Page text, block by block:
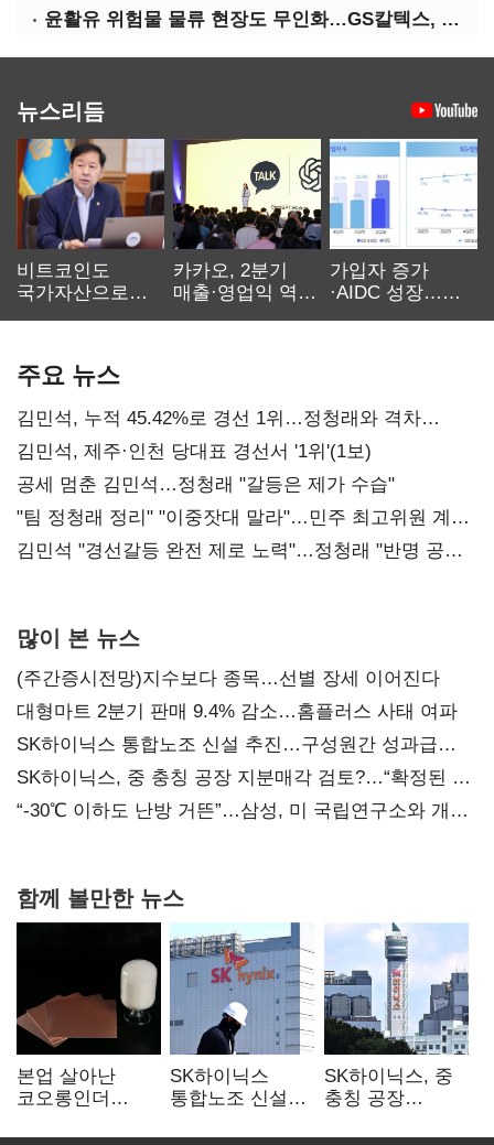
윤활유 위험물 물류 현장도 무인화…GS칼텍스, 디지털 전환 가속
뉴스리듬
비트코인도
국가자산으로…'
카카오, 2분기
매출·영업익 역대
가입자 증가
·AIDC 성장…
주요 뉴스
김민석, 누적 45.42%로 경선 1위…정청래와 격차
0.86%p(2보)
김민석, 제주·인천 당대표 경선서 '1위'(1보)
공세 멈춘 김민석…정청래 "갈등은 제가 수습"
"팀 정청래 정리" "이중잣대 말라"…민주 최고위원 계파
다툼 격화
김민석 "경선갈등 완전 제로 노력"…정청래 "반명 공세
많이 본 뉴스
(주간증시전망)지수보다 종목…선별 장세 이어진다
대형마트 2분기 판매 9.4% 감소…홈플러스 사태 여파
SK하이닉스 통합노조 신설 추진…구성원간 성과급
불만 확산
SK하이닉스, 중 충칭 공장 지분매각 검토?…“확정된 바
없어”
“-30℃ 이하도 난방 거뜬”…삼성, 미 국립연구소와 개발
함께 볼만한 뉴스
본업 살아난
코오롱인더
SK하이닉스
통합노조 신설
SK하이닉스, 중
충칭 공장